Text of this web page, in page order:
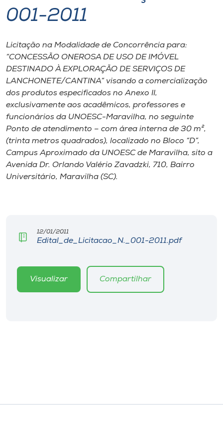
I.nova
Diplomados
Cultura
Biblioteca
Editora
Store
001-2011
Licitação na Modalidade de Concorrência para:
“CONCESSÃO ONEROSA DE USO DE IMÓVEL
DESTINADO À EXPLORAÇÃO DE SERVIÇOS DE
LANCHONETE/CANTINA” visando a comercialização
dos produtos especificados no Anexo II,
exclusivamente aos acadêmicos, professores e
funcionários da UNOESC-Maravilha, no seguinte
Ponto de atendimento – com área interna de 30 m²,
(trinta metros quadrados), localizado no Bloco “D”,
Campus Aproximado da UNOESC de Maravilha, sito a
Avenida Dr. Orlando Valério Zavadzki, 710, Bairro
Universitário, Maravilha (SC).
12/01/2011
Edital_de_Licitacao_N._001-2011.pdf
Visualizar Compartilhar